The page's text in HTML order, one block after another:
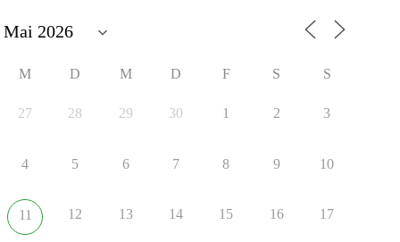
M D M D F S S
27 28 29 30 1 2 3
4 5 6 7 8 9 10
11 12 13 14 15 16 17